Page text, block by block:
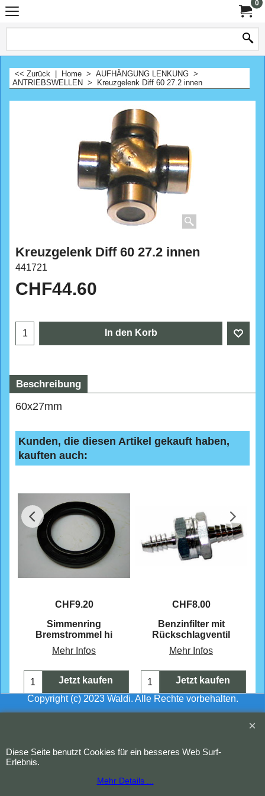
0
<< Zurück Home > AUFHÄNGUNG LENKUNG >
ANTRIEBSWELLEN > Kreuzgelenk Diff 60 27.2 innen
Kreuzgelenk Diff 60 27.2 innen
441721
CHF44.60
In den Korb
Beschreibung
60x27mm
Kunden, die diesen Artikel gekauft haben,
kauften auch:
CHF9.20
Simmenring
Bremstrommel hi
Mehr Infos
Jetzt kaufen
CHF8.00
Benzinfilter mit
Rückschlagventil
Mehr Infos
Jetzt kaufen
Copyright (c) 2023 Waldi. Alle Rechte vorbehalten.
Diese Seite benutzt Cookies für ein besseres Web Surf-
Erlebnis.
Mehr Details ...